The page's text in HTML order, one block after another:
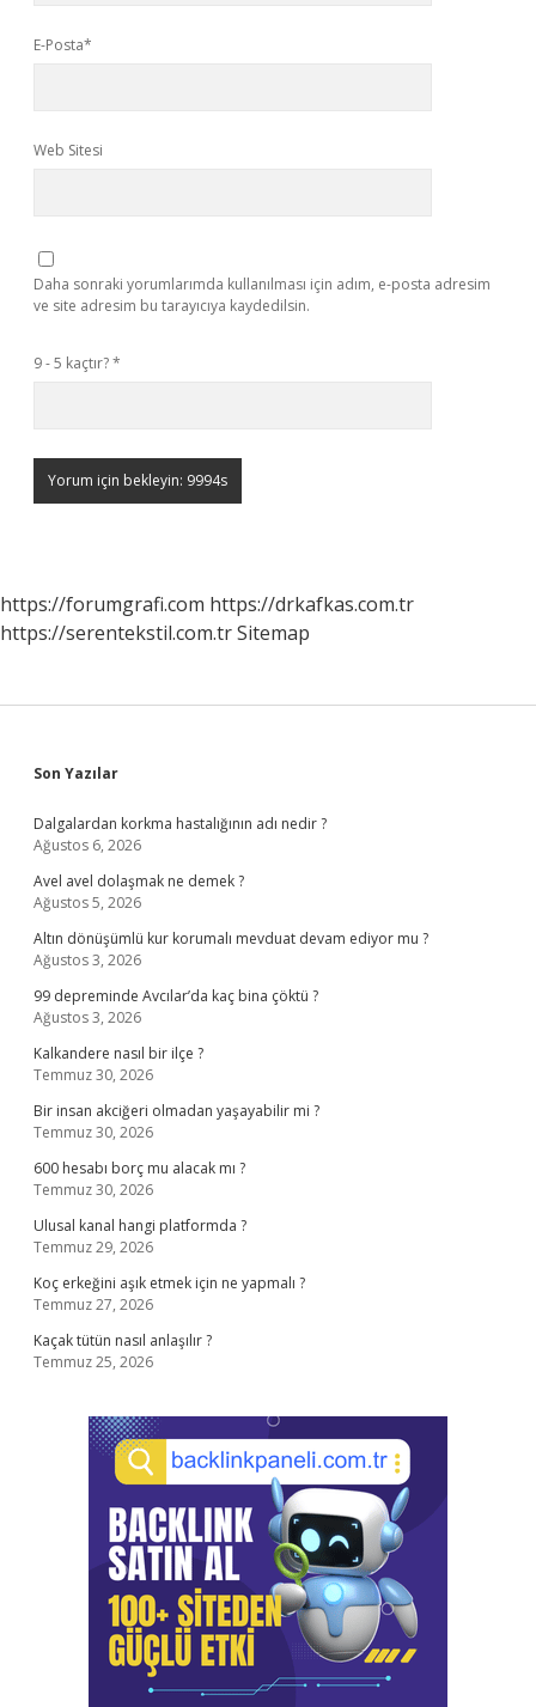
E-Posta*
Web Sitesi
Daha sonraki yorumlarımda kullanılması için adım, e-posta adresim
ve site adresim bu tarayıcıya kaydedilsin.
9 - 5 kaçtır?*
https://forumgrafi.com https://drkafkas.com.tr
https://serentekstil.com.trSitemap
Sidebar
Son Yazılar
Dalgalardan korkma hastalığının adı nedir ?
Ağustos 6, 2026
Avel avel dolaşmak ne demek ?
Ağustos 5, 2026
Altın dönüşümlü kur korumalı mevduat devam ediyor mu ?
Ağustos 3, 2026
99 depreminde Avcılar’da kaç bina çöktü ?
Ağustos 3, 2026
Kalkandere nasıl bir ilçe ?
Temmuz 30, 2026
Bir insan akciğeri olmadan yaşayabilir mi ?
Temmuz 30, 2026
600 hesabı borç mu alacak mı ?
Temmuz 30, 2026
Ulusal kanal hangi platformda ?
Temmuz 29, 2026
Koç erkeğini aşık etmek için ne yapmalı ?
Temmuz 27, 2026
Kaçak tütün nasıl anlaşılır ?
Temmuz 25, 2026